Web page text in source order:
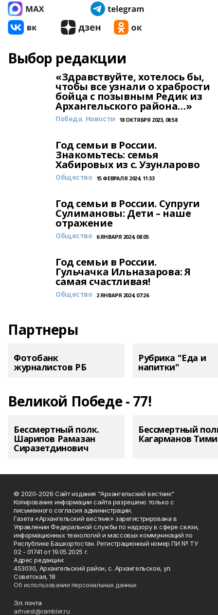
Выбор редакции
«Здравствуйте, хотелось бы,
чтобы все узнали о храбрости
бойца с позывным Редик из
Архангельского района…»
Победа. Новости 18 ОКТЯБРЯ 2023, 08:58
Год семьи в России.
Знакомьтесь: семья
Хабировых из с. Узунларово
Общество 15 ФЕВРАЛЯ 2024, 11:33
Год семьи в России. Супруги
Сулимановы: Дети – наше
отражение
Общество 6 ЯНВАРЯ 2024, 08:05
Год семьи в России.
Гульчачка Ильназарова: Я
самая счастливая!
Общество 2 ЯНВАРЯ 2024, 07:26
Партнеры
Фотобанк
журналистов РБ
Рубрика "Еда и
напитки"
Великой Победе - 77!
Бессмертный полк.
Шарипов Рамазан
Сиразетдинович
Бессмертный
Кагарманов
© 2020-2026 Сайт издания "Архангельский вестник"
Копирование информации сайта разрешено только с
письменного согласия администрации.
Газета «Архангельский вестник» зарегистрирована в
Управлении Федеральной службы по надзору в сфере связи,
информационных технологий и массовых коммуникаций по
Республике Башкортостан. Регистрационный номер ПИ № ТУ
02 - 01741 от 19.05.2025 г.
Адрес редакции:
453030, Архангельский район, с. Архангельское, ул.
Советская, 18
Об использовании персональных данных
Эл. почта
arhvest@rambler.ru